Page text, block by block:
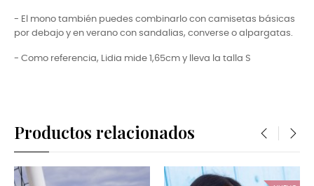
- El mono también puedes combinarlo con camisetas básicas
por debajo y en verano con sandalias, converse o alpargatas.
- Como referencia, Lidia mide 1,65cm y lleva la talla S
Productos relacionados